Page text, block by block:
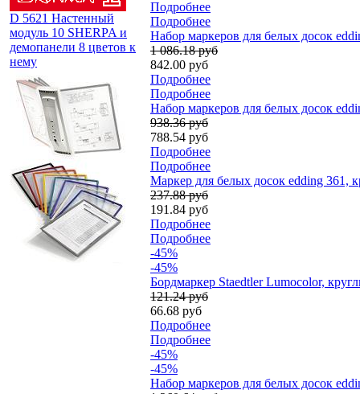
D 5621 Настенный
модуль 10 SHERPA и
демопанели 8 цветов к
нему
Подробнее
Подробнее
Набор маркеров для белых досок
1 086.18 руб
842.00 руб
Подробнее
Подробнее
Набор маркеров для белых досок
938.36 руб
788.54 руб
Подробнее
Подробнее
Маркер для белых досок edding 361,
237.88 руб
191.84 руб
Подробнее
Подробнее
-45%
-45%
Бордмаркер Staedtler Lumocolor,
121.24 руб
66.68 руб
Подробнее
Подробнее
-45%
-45%
Набор маркеров для белых досок